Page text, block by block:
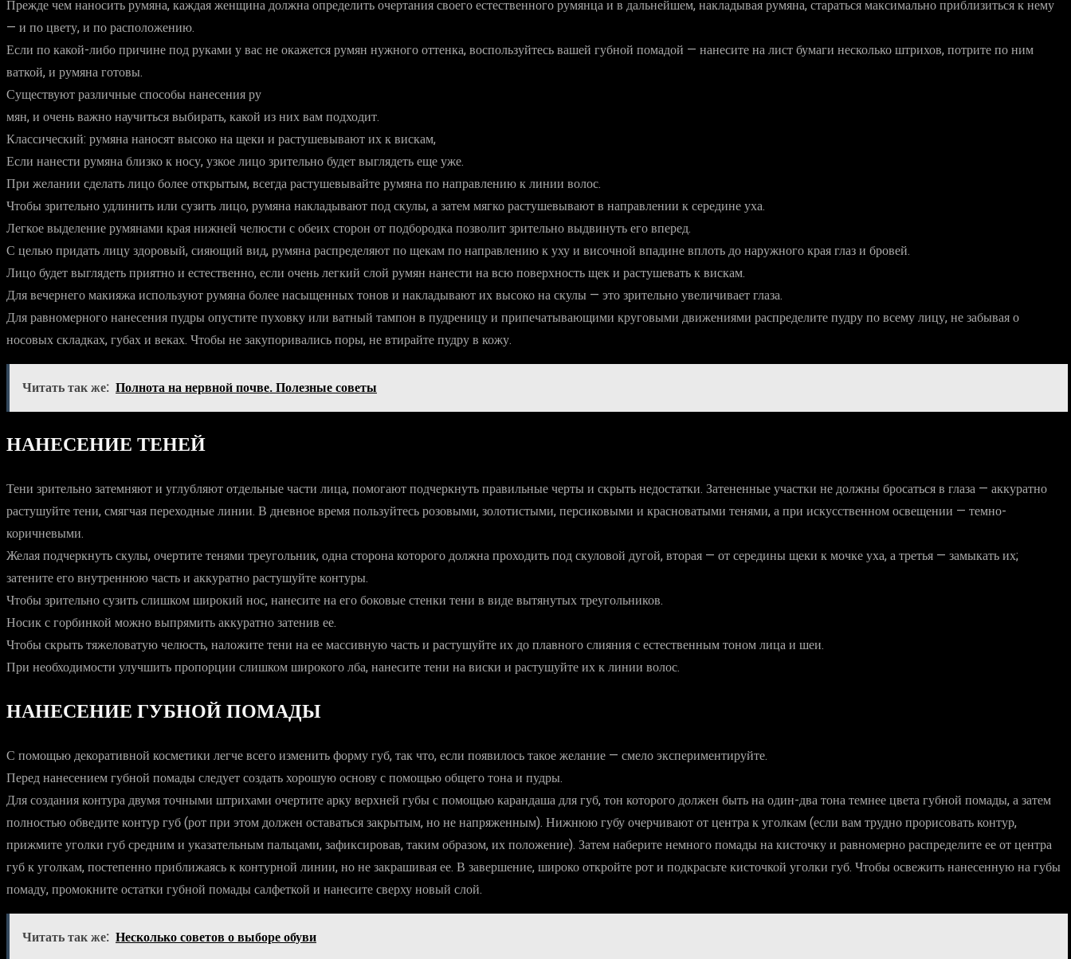
Прежде чем наносить румяна, каждая женщина должна определить очертания своего естественного румянца и в дальнейшем, накладывая румяна, стараться максимально приблизиться к нему
— и по цвету, и по расположению.
Если по какой-либо причине под руками у вас не окажется румян нужного оттенка, воспользуйтесь вашей губной помадой — нанесите на лист бумаги несколько штрихов, потрите по ним
ваткой, и румяна готовы.
Существуют различные способы нанесения ру
мян, и очень важно научиться выбирать, какой из них вам подходит.
Классический: румяна наносят высоко на щеки и растушевывают их к вискам,
Если нанести румяна близко к носу, узкое лицо зрительно будет выглядеть еще уже.
При желании сделать лицо более открытым, всегда растушевывайте румяна по направлению к линии волос.
Чтобы зрительно удлинить или сузить лицо, румяна накладывают под скулы, а затем мягко растушевывают в направлении к середине уха.
Легкое выделение румянами края нижней челюсти с обеих сторон от подбородка позволит зрительно выдвинуть его вперед.
С целью придать лицу здоровый, сияющий вид, румяна распределяют по щекам по направлению к уху и височной впадине вплоть до наружного края глаз и бровей.
Лицо будет выглядеть приятно и естественно, если очень легкий слой румян нанести на всю поверхность щек и растушевать к вискам.
Для вечернего макияжа используют румяна более насыщенных тонов и накладывают их высоко на скулы — это зрительно увеличивает глаза.
Для равномерного нанесения пудры опустите пуховку или ватный тампон в пудреницу и припечатывающими круговыми движениями распределите пудру по всему лицу, не забывая о
носовых складках, губах и веках. Чтобы не закупоривались поры, не втирайте пудру в кожу.
Читать так же: Полнота на нервной почве. Полезные советы
НАНЕСЕНИЕ ТЕНЕЙ
Тени зрительно затемняют и углубляют отдельные части лица, помогают подчеркнуть правильные черты и скрыть недостатки. Затененные участки не должны бросаться в глаза — аккуратно
растушуйте тени, смягчая переходные линии. В дневное время пользуйтесь розовыми, золотистыми, персиковыми и красноватыми тенями, а при искусственном освещении — темно-
коричневыми.
Желая подчеркнуть скулы, очертите тенями треугольник, одна сторона которого должна проходить под скуловой дугой, вторая — от середины щеки к мочке уха, а третья — замыкать их;
затените его внутреннюю часть и аккуратно растушуйте контуры.
Чтобы зрительно сузить слишком широкий нос, нанесите на его боковые стенки тени в виде вытянутых треугольников.
Носик с горбинкой можно выпрямить аккуратно затенив ее.
Чтобы скрыть тяжеловатую челюсть, наложите тени на ее массивную часть и растушуйте их до плавного слияния с естественным тоном лица и шеи.
При необходимости улучшить пропорции слишком широкого лба, нанесите тени на виски и растушуйте их к линии волос.
НАНЕСЕНИЕ ГУБНОЙ ПОМАДЫ
С помощью декоративной косметики легче всего изменить форму губ, так что, если появилось такое желание — смело экспериментируйте.
Перед нанесением губной помады следует создать хорошую основу с помощью общего тона и пудры.
Для создания контура двумя точными штрихами очертите арку верхней губы с помощью карандаша для губ, тон которого должен быть на один-два тона темнее цвета губной помады, а затем
полностью обведите контур губ (рот при этом должен оставаться закрытым, но не напряженным). Нижнюю губу очерчивают от центра к уголкам (если вам трудно прорисовать контур,
прижмите уголки губ средним и указательным пальцами, зафиксировав, таким образом, их положение). Затем наберите немного помады на кисточку и равномерно распределите ее от центра
губ к уголкам, постепенно приближаясь к контурной линии, но не закрашивая ее. В завершение, широко откройте рот и подкрасьте кисточкой уголки губ. Чтобы освежить нанесенную на губы
помаду, промокните остатки губной помады салфеткой и нанесите сверху новый слой.
Читать так же: Несколько советов о выборе обуви